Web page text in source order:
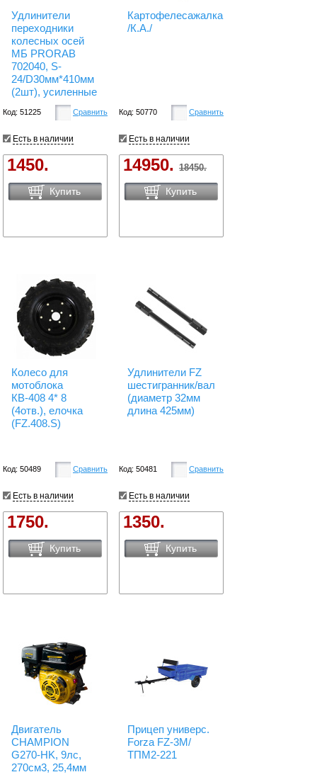
Удлинители
переходники
колесных осей
МБ PRORAB
702040, S-
24/D30мм*410мм
(2шт), усиленные
Код: 51225 Сравнить
Есть в наличии
1450.
Купить
Картофелесажалка
/К.А./
Код: 50770 Сравнить
Есть в наличии
14950. 18450.
Купить
Колесо для
мотоблока
КВ-408 4* 8
(4отв.), елочка
(FZ.408.S)
Код: 50489 Сравнить
Есть в наличии
1750.
Купить
Удлинители FZ
шестигранник/вал
(диаметр 32мм
длина 425мм)
Код: 50481 Сравнить
Есть в наличии
1350.
Купить
Двигатель
CHAMPION
G270-HK, 9лс,
270см3, 25,4мм
Прицеп универс.
Forza FZ-3M/
ТПМ2-221